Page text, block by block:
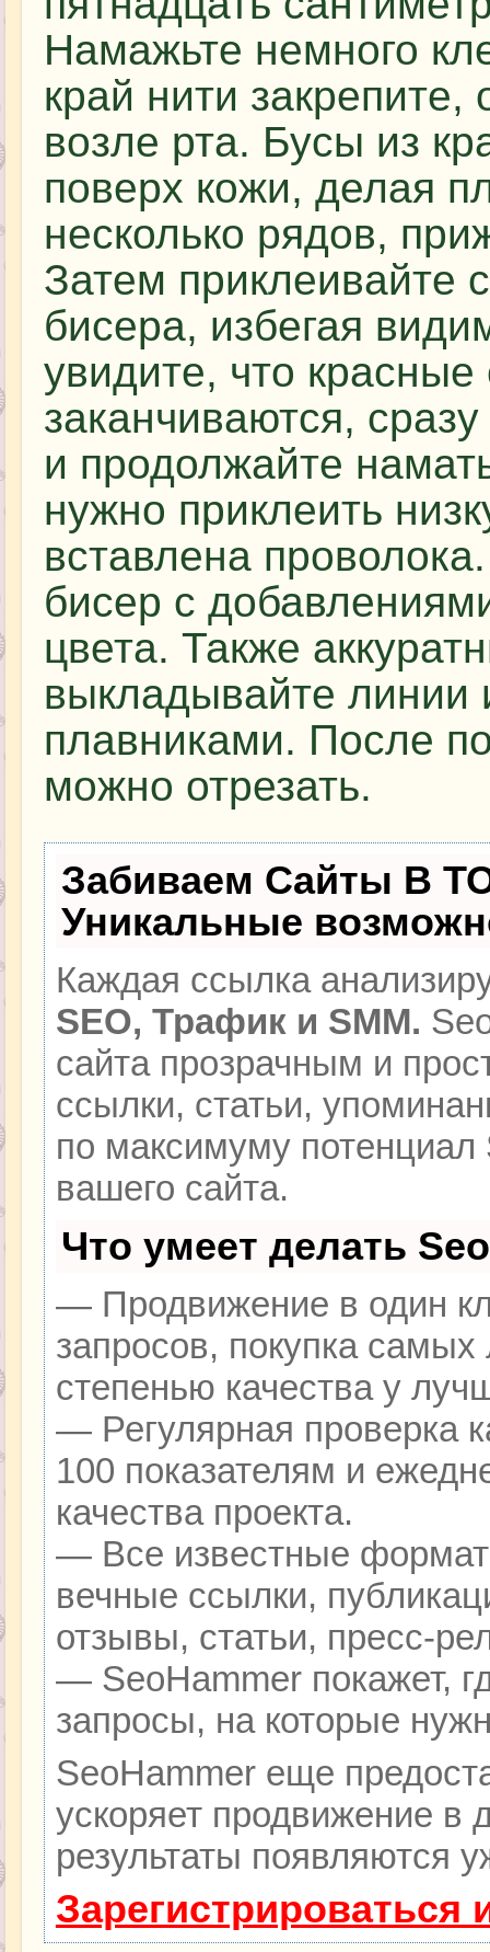
Намажьте немного
край нити
возле рта. Бусы из
поверх кожи, делая
несколько рядов,
Затем приклеивайте
бисера, избегая
увидите, что
заканчиваются,
и продолжайте
нужно приклеить
вставлена
бисер с
цвета. Также
выкладывайте линии
плавниками. После
можно отрезать.
Забиваем Сайты В
Уникальные
Каждая ссылка
SEO, Трафик и SMM.
сайта прозрачным и
ссылки, статьи,
по максимуму
вашего сайта.
Что умеет делать
— Продвижение в один
запросов, покупка
степенью качества у
— Регулярная проверка
100 показателям и
качества проекта.
— Все известные
вечные ссылки,
отзывы, статьи, пресс-
— SeoHammer покажет,
запросы, на которые
SeoHammer еще
ускоряет продвижение в
результаты появляются